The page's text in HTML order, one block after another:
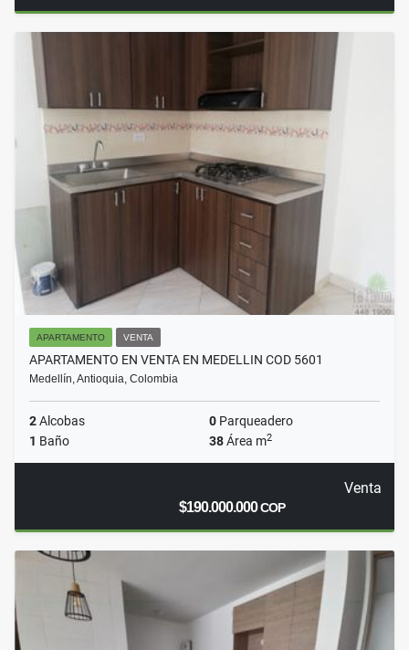
APARTAMENTO VENTA
APARTAMENTO EN VENTA EN MEDELLIN COD 5601
Medellín, Antioquia, Colombia
2Alcobas 0 Parqueadero
1 Baño 38Área m2
Venta
$190.000.000COP